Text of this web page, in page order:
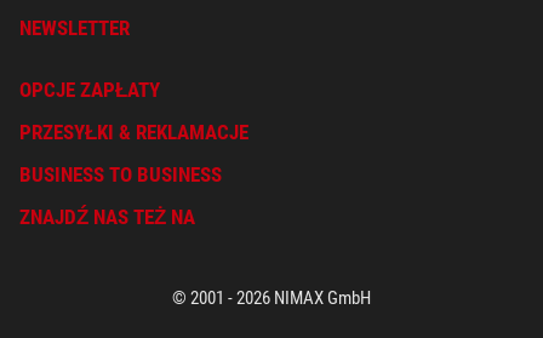
NEWSLETTER
OPCJE ZAPŁATY
PRZESYŁKI & REKLAMACJE
BUSINESS TO BUSINESS
ZNAJDŹ NAS TEŻ NA
© 2001 - 2026 NIMAX GmbH